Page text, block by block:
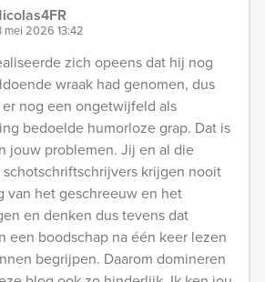
mei 2026 13:42
zich opeens dat hij nog
wraak had genomen, dus
nog een ongetwijfeld als
bedoelde humorloze grap. Dat is
jouw problemen. Jij en al die
schotschriftschrijvers krijgen nooit
van het geschreeuw en het
en denken dus tevens dat
een boodschap na één keer lezen
begrijpen. Daarom domineren